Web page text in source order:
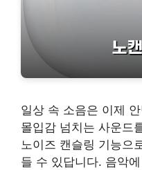
일상 속 소음은 이제
몰입감 넘치는 사운드
노이즈 캔슬링 기능으
들 수 있답니다. 음악